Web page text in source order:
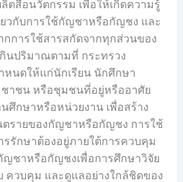
ตสื่อนวัตกรรม เพื่อให้เกิดความรู้
ยวกับการใช้กัญชาหรือกัญชง และ
กการใช้สารสกัดจากทุกส่วนของ
ปริมาณตามที่ กระทรวง
นดให้แก่นักเรียน นักศึกษา
ชาชน หรือชุมชนที่อยู่หรืออาศัย
ศึกษาหรือหน่วยงาน เพื่อสร้าง
รายของกัญชาหรือกัญชง การใช้
รักษาต้องอยู่ภายใต้การควบคุม
ญชาหรือกัญชงเพื่อการศึกษาวิจัย
ควบคุม และดูแลอย่างใกล้ชิดของ